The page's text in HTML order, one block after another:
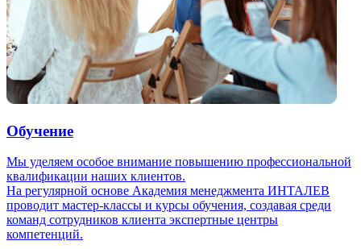
Обучение
Мы уделяем особое внимание повышению профессиональной
квалификации наших клиентов.
На регулярной основе Академия менеджмента ИНТАЛЕВ
проводит мастер-классы и курсы обучения, создавая среди
команд сотрудников клиента экспертные центры
компетенций.